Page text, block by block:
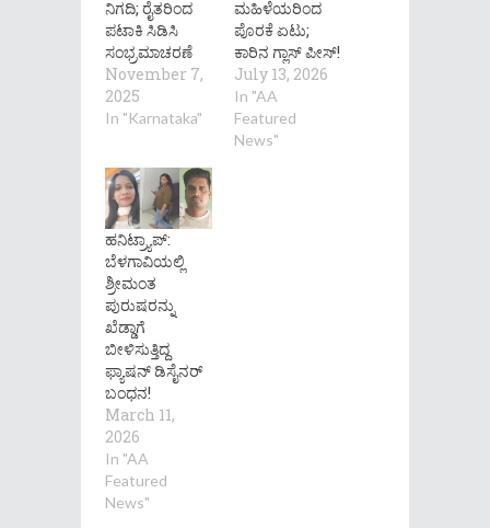
ನಿಗದಿ; ರೈತರಿಂದ
ಪಟಾಕಿ ಸಿಡಿಸಿ
ಸಂಭ್ರಮಾಚರಣೆ
November 7,
2025
In "Karnataka"
ಮಹಿಳೆಯರಿಂದ
ಪೊರಕೆ ಏಟು;
ಕಾರಿನ ಗ್ಲಾಸ್ ಪೀಸ್!
July 13, 2026
In "AA
Featured
News"
ಹನಿಟ್ರ್ಯಾಪ್‌:
ಬೆಳಗಾವಿಯಲ್ಲಿ
ಶ್ರೀಮಂತ
ಪುರುಷರನ್ನು
ಖೆಡ್ಡಾಗೆ
ಬೀಳಿಸುತ್ತಿದ್ದ
ಫ್ಯಾಷನ್‌ ಡಿಸೈನರ್‌
ಬಂಧನ!
March 11,
2026
In "AA
Featured
News"